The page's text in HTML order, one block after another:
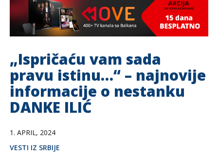
„Ispričaću vam sada
pravu istinu…“ – najnovije
informacije o nestanku
DANKE ILIĆ
1. APRIL, 2024
VESTI IZ SRBIJE